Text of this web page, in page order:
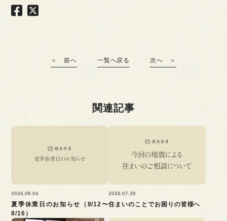
＜ 前へ 一覧へ戻る 次へ ＞
関連記事
2026.08.04
夏季休業日のお知らせ（8/12〜
8/16）
2026.07.30
住まいのことでお困りの皆様へ